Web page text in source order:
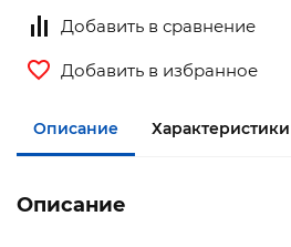
Добавить в сравнение
Добавить в избранное
Описание Характеристики
Описание